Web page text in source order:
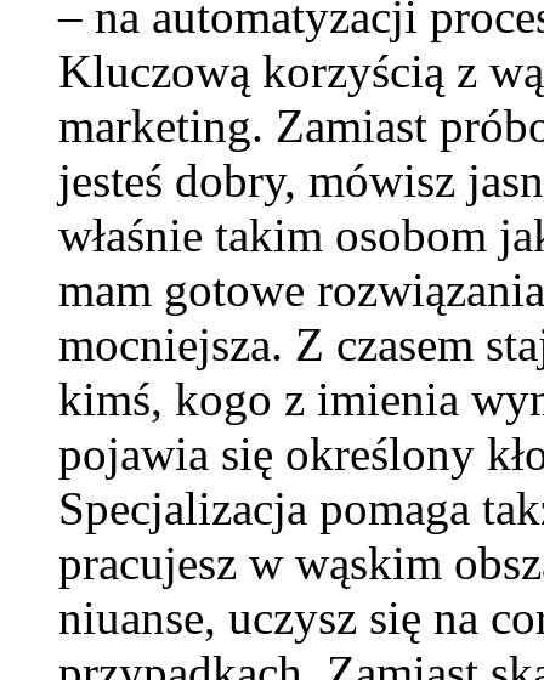
– na automatyzacji
Kluczową korzyścią z
marketing. Zamiast
jesteś dobry, mówisz
właśnie takim osobom
mam gotowe
mocniejsza. Z czasem
kimś, kogo z imienia
pojawia się określony
Specjalizacja pomaga
pracujesz w wąskim
niuanse, uczysz się na